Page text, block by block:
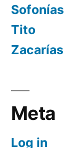
Sofonías
Tito
Zacarías
Meta
Log in